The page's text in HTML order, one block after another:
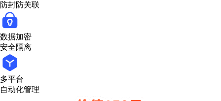
防封防关联
数据加密
安全隔离
多平台
自动化管理